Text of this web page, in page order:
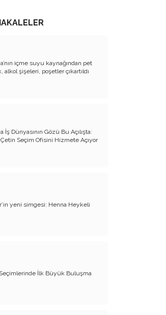
ve İyi Bildiği İşi
Günü?
Kalanlar
Madde Bağımlılığı
Hakkında
Haberiniz Olsun!!
Günü
Olmayalım
ve Eğitim
içme suyu kaynağından pet
alkol şişeleri, poşetler çıkartıldı
İş Dünyasının Gözü Bu Açılışta:
Seçim Ofisini Hizmete Açıyor
yeni simgesi: Henna Heykeli
Seçimlerinde İlk Büyük Buluşma